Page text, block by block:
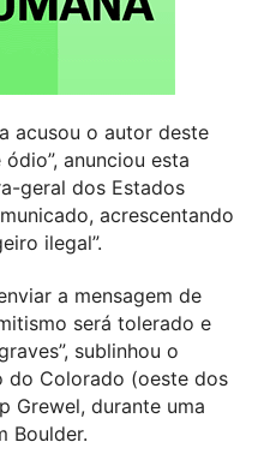
acusou o autor deste
anunciou esta
geral dos Estados
acrescentando
ilegal”.
a mensagem de
será tolerado e
sublinhou o
do Colorado (oeste dos
Grewel, durante uma
Boulder.